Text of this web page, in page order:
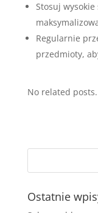
Stosuj
Regularnie
przedmioty,
No related posts.
Ostatnie